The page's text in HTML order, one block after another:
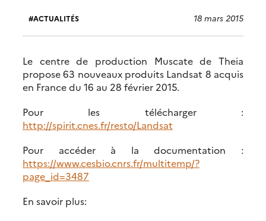
ACTUALITÉS 18 mars 2015
Le centre de production Muscate de Theia
propose 63 nouveaux produits Landsat 8 acquis
en France du 16 au 28 février 2015.
Pour les télécharger :
http://spirit.cnes.fr/resto/Landsat
Pour accéder à la documentation :
https://www.cesbio.cnrs.fr/multitemp/?
page_id=3487
En savoir plus: